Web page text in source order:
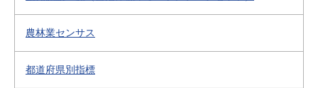
農林業センサス
都道府県別指標